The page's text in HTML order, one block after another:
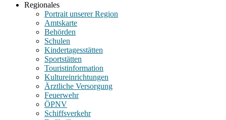
Regionales
Portrait unserer Region
Amtskarte
Behörden
Schulen
Kindertagesstätten
Sportstätten
Touristinformation
Kultureinrichtungen
Ärztliche Versorgung
Feuerwehr
ÖPNV
Schiffsverkehr